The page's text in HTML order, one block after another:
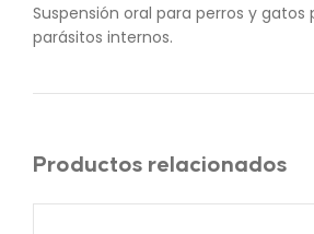
Suspensión oral para perros y
parásitos internos.
Productos relacionados